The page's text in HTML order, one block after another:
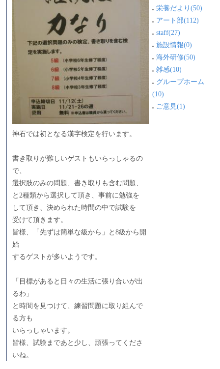
神石では初となる漢字検定を行います。
書き取りが難しいゲストもいらっしゃるの
で、
選択肢のみの問題、書き取りも含む問題、
と2種類から選択して頂き、事前に勉強を
して頂き、決められた時間の中で試験を
受けて頂きます。
皆様、「先ずは簡単な級から」と8級から開
始
するゲストが多いようです。
「目標があると日々の生活に張り合いが出
るわ」
と時間を見つけて、練習問題に取り組んで
る方も
いらっしゃいます。
皆様、試験まであと少し、頑張ってくださ
いね。
栄養だより(50)
アート部(112)
staff(27)
施設情報(0)
海外研修(50)
雑感(10)
グループホーム
(10)
ご意見(1)